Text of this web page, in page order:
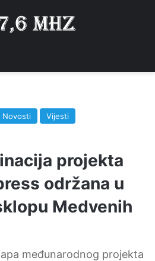
Novosti
Vijesti
projekta
održana u
Medvenih
međunarodnog projekta